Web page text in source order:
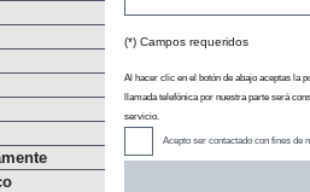
(*) Campos requeridos
Al hacer clic en el botón de abajo aceptas la
llamada telefónica por nuestra parte será
servicio.
Acepto ser contactado con fines de